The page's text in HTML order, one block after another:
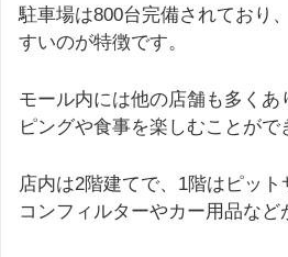
駐車場は800台完備されており
すいのが特徴です。
モール内には他の店舗も多くあ
ピングや食事を楽しむことがで
店内は2階建てで、1階はピッ
コンフィルターやカー用品など